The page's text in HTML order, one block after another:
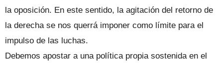
la oposición. En este sentido, la agitación del retorno de
la derecha se nos querrá imponer como límite para el
impulso de las luchas.
Debemos apostar a una política propia sostenida en el